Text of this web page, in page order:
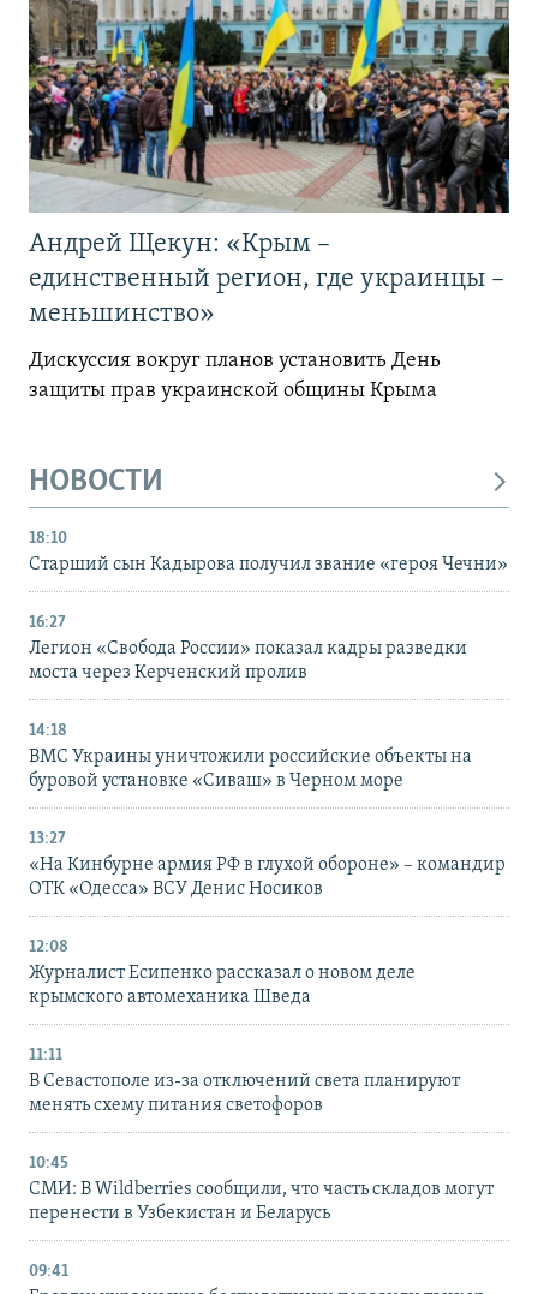
Андрей Щекун: «Крым –
единственный регион, где украинцы –
меньшинство»
Дискуссия вокруг планов установить День
защиты прав украинской общины Крыма
НОВОСТИ
18:10
Старший сын Кадырова получил звание «героя Чечни»
16:27
Легион «Свобода России» показал кадры разведки
моста через Керченский пролив
14:18
ВМС Украины уничтожили российские объекты на
буровой установке «Сиваш» в Черном море
13:27
«На Кинбурне армия РФ в глухой обороне» – командир
ОТК «Одесса» ВСУ Денис Носиков
12:08
Журналист Есипенко рассказал о новом деле
крымского автомеханика Шведа
11:11
В Севастополе из-за отключений света планируют
менять схему питания светофоров
10:45
СМИ: В Wildberries сообщили, что часть складов могут
перенести в Узбекистан и Беларусь
09:41